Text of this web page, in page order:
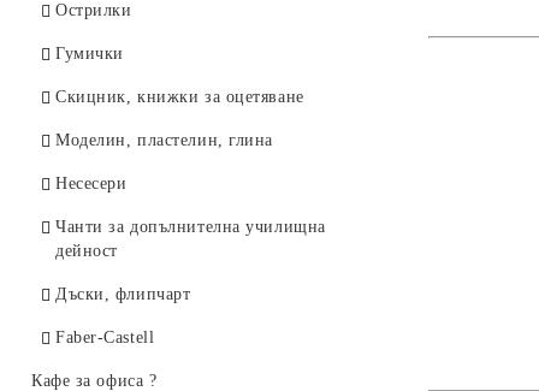
Острилки
Гумички
Скицник, книжки за оцетяване
Моделин, пластелин, глина
Несесери
Чанти за допълнителна училищна
дейност
Дъски, флипчарт
Faber-Castell
Кафе за офиса ?